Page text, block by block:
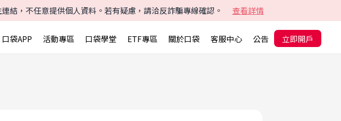
結，不任意提供個人資料。若有疑慮，請洽反詐騙專線確認。 查看詳情
口袋APP 活動專區 口袋學堂 ETF專區 關於口袋 客服中心 公告 立即開戶